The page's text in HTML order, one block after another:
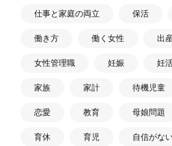
仕事と家庭の両立 保活
働き方 働く女性 出
女性管理職 妊娠 妊
家族 家計 待機児童
恋愛 教育 母娘問題
育休 育児 自信がな